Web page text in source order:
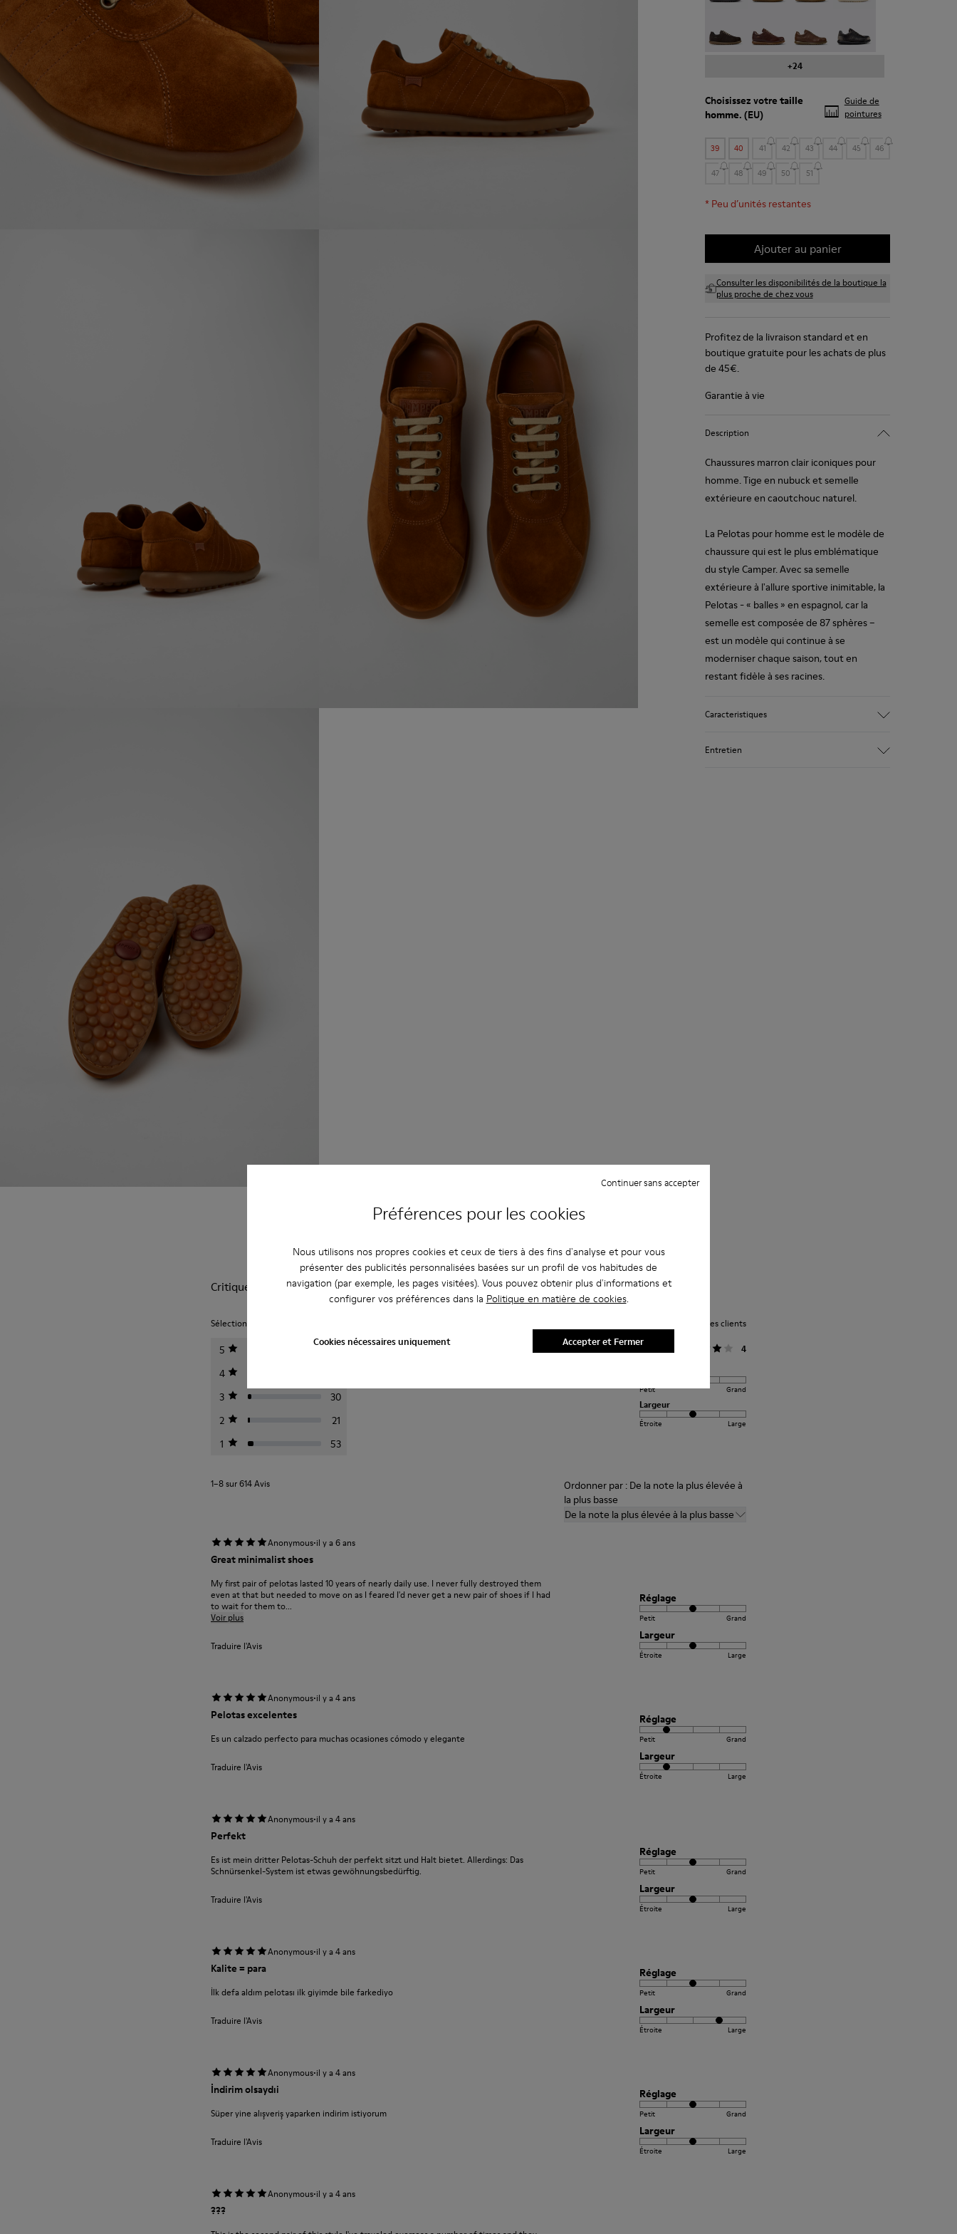
Préférences pour les cookies
Nous utilisons nos propres cookies et ceux de tiers à des fins d'analyse et pour vous
présenter des publicités personnalisées basées sur un profil de vos habitudes de
navigation (par exemple, les pages visitées). Vous pouvez obtenir plus d'informations et
configurer vos préférences dans la Politique en matière de cookies.
Cookies nécessaires uniquement
Continuer sans accepter
Accepter et Fermer
+24
Choisissez votre taille
homme. (EU)
Guide de
pointures
39 40 41 42 43 44 45 46
47 48 49 50 51
* Peu d’unités restantes
Ajouter au panier
Consulter les disponibilités de la boutique la
plus proche de chez vous
Profitez de la livraison standard et en
boutique gratuite pour les achats de plus
de 45€.
Garantie à vie
Description
Chaussures marron clair iconiques pour
homme. Tige en nubuck et semelle
extérieure en caoutchouc naturel.
La Pelotas pour homme est le modèle de
chaussure qui est le plus emblématique
du style Camper. Avec sa semelle
extérieure à l'allure sportive inimitable, la
Pelotas - « balles » en espagnol, car la
semelle est composée de 87 sphères –
est un modèle qui continue à se
moderniser chaque saison, tout en
restant fidèle à ses racines.
Caracteristiques
Entretien
Critiques sur Pelotas
Sélectionnez un classement ci-dessous pour filtrer les avis.
5
4
3
30
2
21
1
53
Note moyenne des clients
Général
4
Petit Grand
Largeur
Étroite Large
1–8 sur 614 Avis
Ordonner par : De la note la plus élevée à
la plus basse
De la note la plus élevée à la plus basse
Anonymous·il y a 6 ans
Great minimalist shoes
My first pair of pelotas lasted 10 years of nearly daily use. I never fully destroyed them
even at that but needed to move on as I feared I'd never get a new pair of shoes if I had
to wait for them to...
Voir plus
Traduire l'Avis
Réglage
Petit Grand
Largeur
Étroite Large
Anonymous·il y a 4 ans
Pelotas excelentes
Es un calzado perfecto para muchas ocasiones cómodo y elegante
Traduire l'Avis
Réglage
Petit Grand
Largeur
Étroite Large
Anonymous·il y a 4 ans
Perfekt
Es ist mein dritter Pelotas-Schuh der perfekt sitzt und Halt bietet. Allerdings: Das
Schnürsenkel-System ist etwas gewöhnungsbedürftig.
Traduire l'Avis
Réglage
Petit Grand
Largeur
Étroite Large
Anonymous·il y a 4 ans
Kalite = para
İlk defa aldım pelotası ilk giyimde bile farkediyo
Traduire l'Avis
Réglage
Petit Grand
Largeur
Étroite Large
Anonymous·il y a 4 ans
İndirim olsaydıi
Süper yine alışveriş yaparken indirim istiyorum
Traduire l'Avis
Réglage
Petit Grand
Largeur
Étroite Large
Anonymous·il y a 4 ans
???